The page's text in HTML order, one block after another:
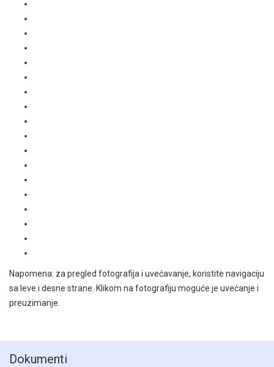
Napomena: za pregled fotografija i uvećavanje, koristite navigaciju
sa leve i desne strane. Klikom na fotografiju moguće je uvećanje i
preuzimanje.
Dokumenti